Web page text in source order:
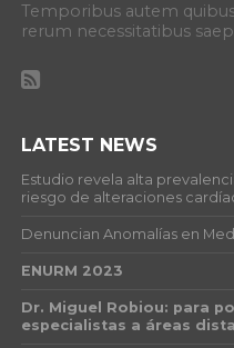
Temporibus autem
rerum necessitatibus
LATEST NEWS
Estudio revela alta
riesgo de alteraciones
Denuncian Anomalías en
ENURM 2023
Dr. Miguel Robiou: para
especialistas a áreas